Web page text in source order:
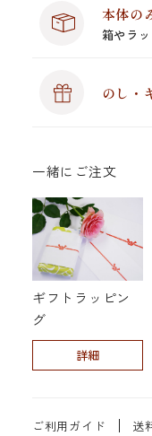
本体の
箱やラ
のし・
一緒にご注文
ギフトラッピン
グ
詳細
ご利用ガイド 送